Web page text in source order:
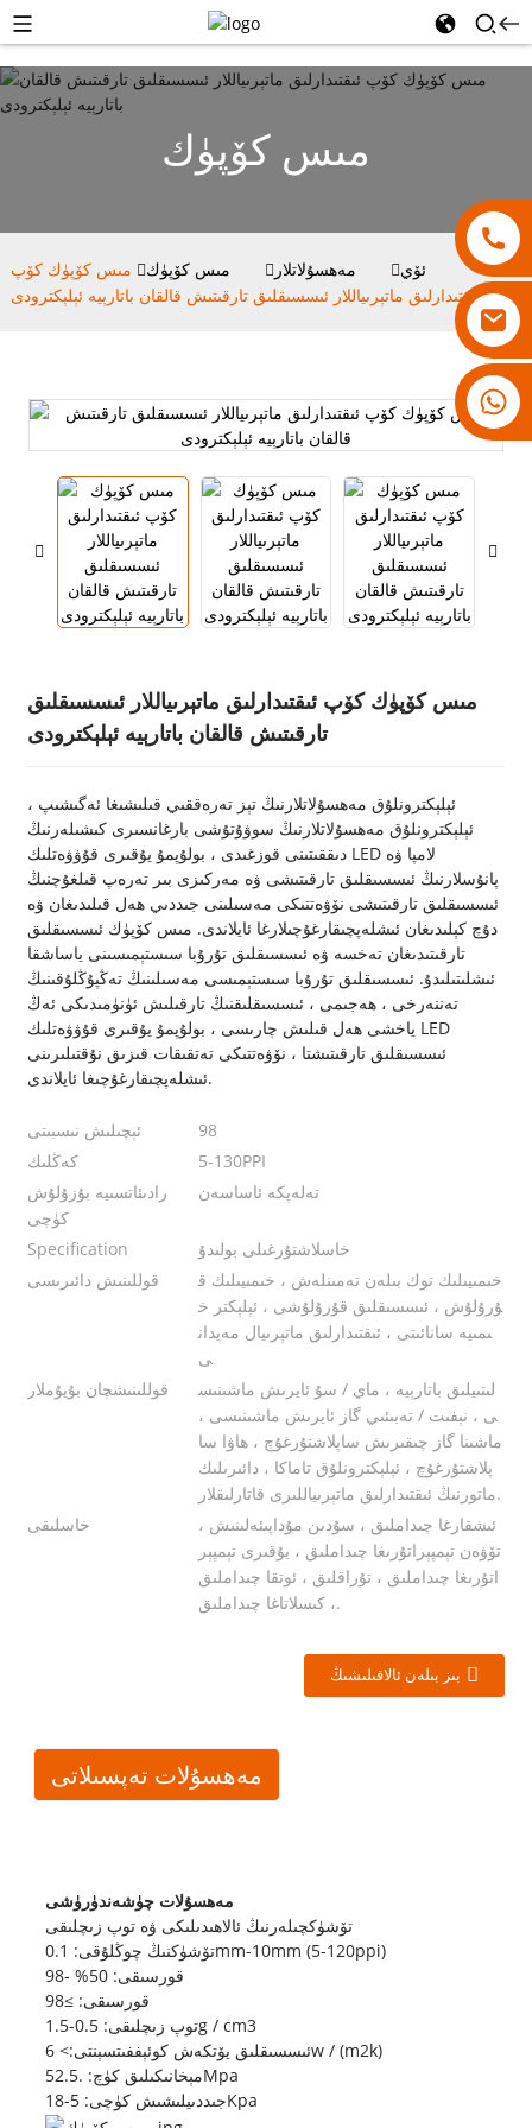
18007928831
مىس كۆپۈك
ئۆي مەھسۇلاتلار مىس كۆپۈك
مىس كۆپۈك كۆپ
ئىقتىدارلىق ماتېرىياللار ئىسسىقلىق تارقىتىش قالقان باتارېيە ئېلېكترودى
مىس كۆپۈك كۆپ ئىقتىدارلىق ماتېرىياللار ئىسسىقلىق
تارقىتىش قالقان باتارېيە ئېلېكترودى
ئېلېكترونلۇق مەھسۇلاتلارنىڭ تېز تەرەققىي قىلىشىغا ئەگىشىپ ،
ئېلېكترونلۇق مەھسۇلاتلارنىڭ سوۋۇتۇشى بارغانسىرى كىشىلەرنىڭ
دىققىتىنى قوزغىدى ، بولۇپمۇ يۇقىرى قۇۋۋەتلىك LED لامپا ۋە
پانۇسلارنىڭ ئىسسىقلىق تارقىتىشى ۋە مەركىزى بىر تەرەپ قىلغۇچنىڭ
ئىسسىقلىق تارقىتىشى نۆۋەتتىكى مەسىلىنى جىددىي ھەل قىلىدىغان ۋە
دۇچ كېلىدىغان ئىشلەپچىقارغۇچىلارغا ئايلاندى. مىس كۆپۈك ئىسسىقلىق
تارقىتىدىغان تەخسە ۋە ئىسسىقلىق تۇرۇبا سىستېمىسىنى ياساشقا
ئىشلىتىلىدۇ. ئىسسىقلىق تۇرۇبا سىستېمىسى مەسىلىنىڭ تەڭپۇڭلۇقىنىڭ
تەننەرخى ، ھەجىمى ، ئىسسىقلىقنىڭ تارقىلىش ئۈنۈمىدىكى ئەڭ
ياخشى ھەل قىلىش چارىسى ، بولۇپمۇ يۇقىرى قۇۋۋەتلىك LED
ئىسسىقلىق تارقىتىشتا ، نۆۋەتتىكى تەتقىقات قىزىق نۇقتىلىرىنى
ئىشلەپچىقارغۇچىغا ئايلاندى.
ئېچىلىش نىسبىتى
98
كەڭلىك
5-130PPI
رادىئاتسىيە بۇزۇلۇش
كۈچى
تەلەپكە ئاساسەن
Specification
خاسلاشتۇرغىلى بولىدۇ
قوللىنىش دائىرىسى
خىمىيىلىك توك بىلەن تەمىنلەش ، خىمىيىلىك ق
ۇرۇلۇش ، ئىسسىقلىق قۇرۇلۇشى ، ئېلېكتر خ
ىمىيە سانائىتى ، ئىقتىدارلىق ماتېرىيال مەيدان
ى
قوللىنىشچان بۇيۇملار
لىتىيلىق باتارېيە ، ماي / سۇ ئايرىش ماشىنىس
ى ، نېفىت / تەبىئىي گاز ئايرىش ماشىنىسى ،
ماشىنا گاز چىقىرىش ساپلاشتۇرغۇچ ، ھاۋا سا
پلاشتۇرغۇچ ، ئېلېكترونلۇق تاماكا ، دائىرىلىك
ماتورنىڭ ئىقتىدارلىق ماتېرىياللىرى قاتارلىقلار.
خاسلىقى
ئىشقارغا چىداملىق ، سۇدىن مۇداپىئەلىنىش ،
تۆۋەن تېمپېراتۇرىغا چىداملىق ، يۇقىرى تېمپېر
اتۇرىغا چىداملىق ، تۇراقلىق ، ئوتقا چىداملىق
، كىسلاتاغا چىداملىق.
بىز بىلەن ئالاقىلىشىڭ
مەھسۇلات تەپسىلاتى
مەھسۇلات چۈشەندۈرۈشى
تۆشۈكچىلەرنىڭ ئالاھىدىلىكى ۋە توپ زىچلىقى
تۆشۈكنىڭ چوڭلۇقى: 0.1mm-10mm (5-120ppi)
قورسىقى: 50% -98
قورسىقى: ≥98
توپ زىچلىقى: 0.5-1.5g / cm3
ئىسسىقلىق يۆتكەش كوئېففىتسېنتى:> 6w / (m2k)
مېخانىكىلىق كۈچ: .52.5Mpa
جىددىيلىشىش كۈچى: 5-18Kpa